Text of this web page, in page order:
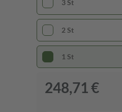
3 St
2 St
1 St
248,71 €